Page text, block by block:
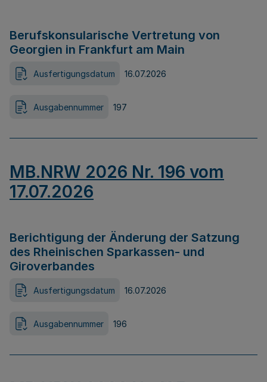
Berufskonsularische Vertretung von
Georgien in Frankfurt am Main
Ausfertigungsdatum 16.07.2026
Ausgabennummer 197
MB.NRW 2026 Nr. 196 vom
17.07.2026
Berichtigung der Änderung der Satzung
des Rheinischen Sparkassen- und
Giroverbandes
Ausfertigungsdatum 16.07.2026
Ausgabennummer 196